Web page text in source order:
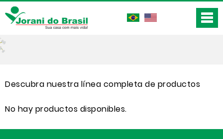
Descubra nuestra línea completa de productos
No hay productos disponibles.